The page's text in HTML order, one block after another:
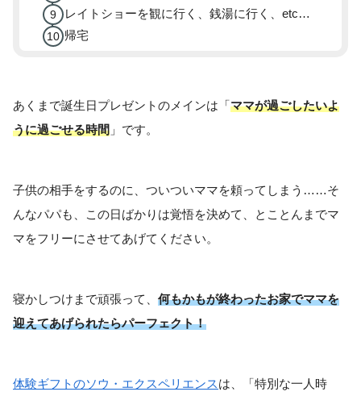
レイトショーを観に行く、銭湯に行く、etc…
帰宅
あくまで誕生日プレゼントのメインは「ママが過ごしたいよ
うに過ごせる時間 」です。
子供の相手をするのに、ついついママを頼ってしまう……そ
んなパパも、この日ばかりは覚悟を決めて、とことんまでマ
マをフリーにさせてあげてください。
寝かしつけまで頑張って、 何もかもが終わったお家でママを
迎えてあげられたらパーフェクト！
体験ギフトのソウ・エクスペリエンスは、「特別な一人時